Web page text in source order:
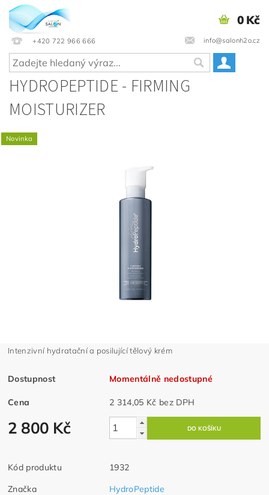
+420 722 966 666 info@salonh2o.cz
0 Kč
HYDROPEPTIDE - FIRMING
MOISTURIZER
Novinka
Intenzivní hydratační a posilující tělový krém
Dostupnost Momentálně nedostupné
Cena 2 314,05 Kč bez DPH
2 800 Kč
Kód produktu
1932
Značka
HydroPeptide